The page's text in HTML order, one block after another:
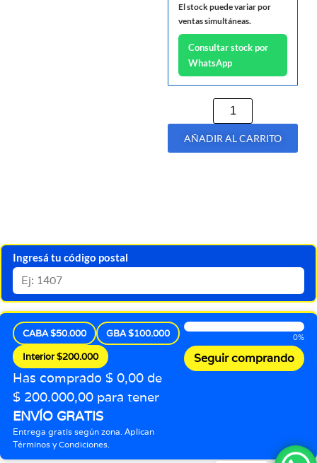
El stock puede variar por
ventas simultáneas.
Consultar stock por
WhatsApp
AÑADIR AL CARRITO
Ingresá tu código postal
CABA $50.000
GBA $100.000
Interior $200.000
Has comprado $ 0,00 de
$ 200.000,00 para tener
ENVÍO GRATIS
Entrega gratis según zona. Aplican
Términos y Condiciones.
0%
Seguir comprando